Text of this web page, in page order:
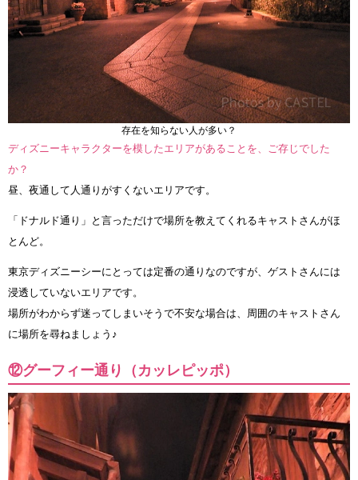
存在を知らない人が多い？
ディズニーキャラクターを模したエリアがあることを、ご存じでした
か？
昼、夜通して人通りがすくないエリアです。
「ドナルド通り」と言っただけで場所を教えてくれるキャストさんがほ
とんど。
東京ディズニーシーにとっては定番の通りなのですが、ゲストさんには
浸透していないエリアです。
場所がわからず迷ってしまいそうで不安な場合は、周囲のキャストさん
に場所を尋ねましょう♪
⑫グーフィー通り（カッレピッポ）